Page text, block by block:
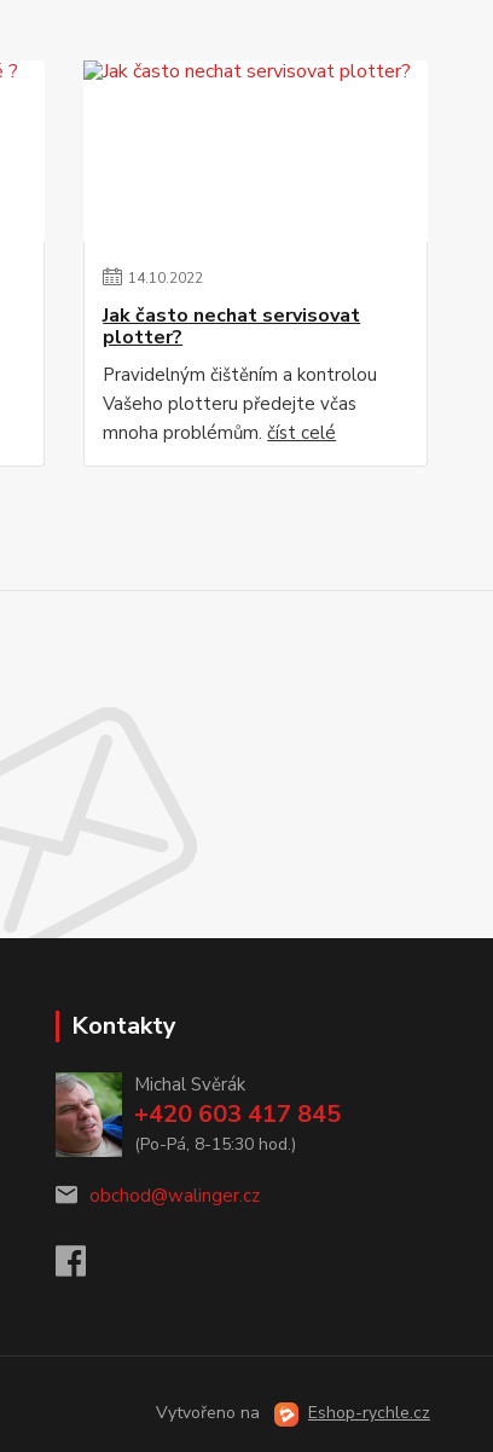
14.10.2022
Jak často nechat servisovat
plotter?
Pravidelným čištěním a kontrolou
Vašeho plotteru předejte včas
mnoha problémům.číst celé
Kontakty
Michal Svěrák
+420 603 417 845
(Po-Pá, 8-15:30 hod.)
obchod@walinger.cz
Vytvořeno na Eshop-rychle.cz